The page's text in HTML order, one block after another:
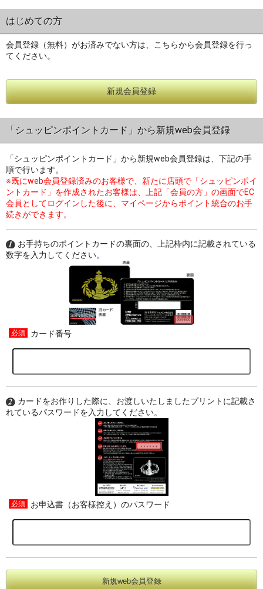
はじめての方
会員登録（無料）がお済みでない方は、こちらから会員登録を行っ
てください。
新規会員登録
「シュッピンポイントカード」から新規web会員登録
「シュッピンポイントカード」から新規web会員登録は、下記の手
順で行います。
※既にweb会員登録済みのお客様で、新たに店頭で「シュッピンポイ
ントカード」を作成されたお客様は、上記「会員の方」の画面でEC
会員としてログインした後に、マイページからポイント統合のお手
続きができます。
お手持ちのポイントカードの裏面の、上記枠内に記載されている
数字を入力してください。
カード番号
カードをお作りした際に、お渡しいたしましたプリントに記載さ
れているパスワードを入力してください。
お申込書（お客様控え）のパスワード